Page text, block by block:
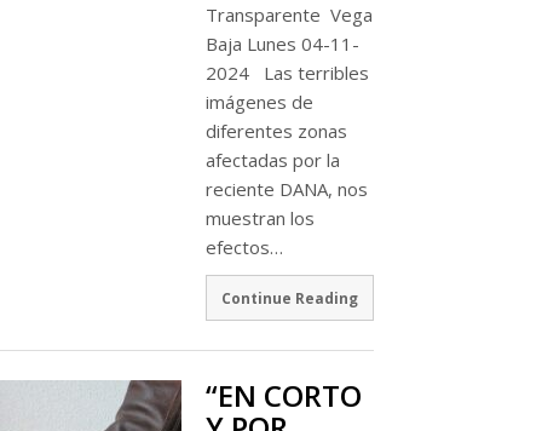
Transparente Vega
Baja Lunes 04-11-
2024 Las terribles
imágenes de
diferentes zonas
afectadas por la
reciente DANA, nos
muestran los
efectos…
Continue Reading
“EN CORTO